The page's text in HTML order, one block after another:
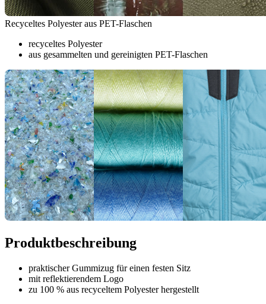
Recyceltes Polyester aus PET-Flaschen
recyceltes Polyester
aus gesammelten und gereinigten PET-Flaschen
Produktbeschreibung
praktischer Gummizug für einen festen Sitz
mit reflektierendem Logo
zu 100 % aus recyceltem Polyester hergestellt